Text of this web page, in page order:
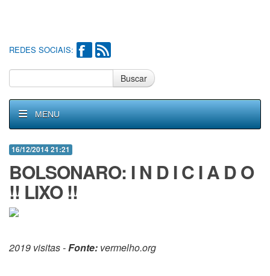
REDES SOCIAIS:
Buscar
MENU
16/12/2014 21:21
BOLSONARO: I N D I C I A D O
!! LIXO !!
2019 visitas -Fonte: vermelho.org